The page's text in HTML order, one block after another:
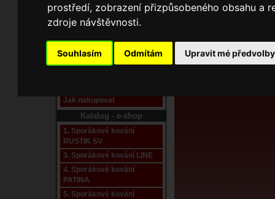
prostředí, zobrazení přizpůsobeného obsahu a
zdroje návštěvnosti.
Souhlasím Odmítám Upravit mé předvolby
Pracoviště laser
Nové pracoviště firmy
Jak nakupovat
Katalog - e-shop
1. Sporákové kování
RUSTIK SV
3. Sporákové kování LINE
4. Sporákové kování
PATINA
5. Sporákové kování
E-shop JOKR